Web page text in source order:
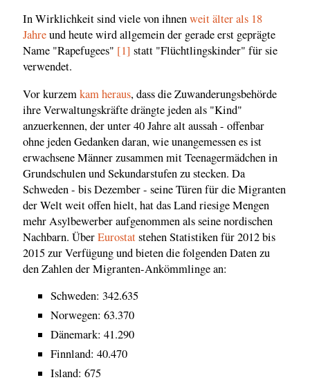
In Wirklichkeit sind viele von ihnenweit älter als 18
Jahreund heute wird allgemein der gerade erst geprägte
Name "Rapefugees" [1] statt "Flüchtlingskinder" für sie
verwendet.
Vor kurzemkam heraus, dass die Zuwanderungsbehörde
ihre Verwaltungskräfte drängte jeden als "Kind"
anzuerkennen, der unter 40 Jahre alt aussah - offenbar
ohne jeden Gedanken daran, wie unangemessen es ist
erwachsene Männer zusammen mit Teenagermädchen in
Grundschulen und Sekundarstufen zu stecken. Da
Schweden - bis Dezember - seine Türen für die Migranten
der Welt weit offen hielt, hat das Land riesige Mengen
mehr Asylbewerber aufgenommen als seine nordischen
Nachbarn. ÜberEurostatstehen Statistiken für 2012 bis
2015 zur Verfügung und bieten die folgenden Daten zu
den Zahlen der Migranten-Ankömmlinge an:
Schweden: 342.635
Norwegen: 63.370
Dänemark: 41.290
Finnland: 40.470
Island: 675